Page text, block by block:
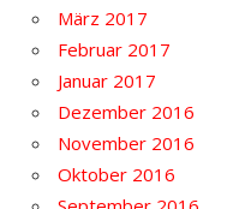
März 2017
Februar 2017
Januar 2017
Dezember 2016
November 2016
Oktober 2016